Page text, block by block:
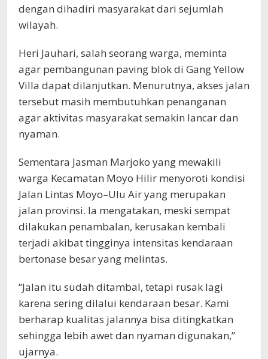
dengan dihadiri masyarakat dari sejumlah
wilayah.
Heri Jauhari, salah seorang warga, meminta
agar pembangunan paving blok di Gang Yellow
Villa dapat dilanjutkan. Menurutnya, akses jalan
tersebut masih membutuhkan penanganan
agar aktivitas masyarakat semakin lancar dan
nyaman.
Sementara Jasman Marjoko yang mewakili
warga Kecamatan Moyo Hilir menyoroti kondisi
Jalan Lintas Moyo–Ulu Air yang merupakan
jalan provinsi. Ia mengatakan, meski sempat
dilakukan penambalan, kerusakan kembali
terjadi akibat tingginya intensitas kendaraan
bertonase besar yang melintas.
“Jalan itu sudah ditambal, tetapi rusak lagi
karena sering dilalui kendaraan besar. Kami
berharap kualitas jalannya bisa ditingkatkan
sehingga lebih awet dan nyaman digunakan,”
ujarnya.